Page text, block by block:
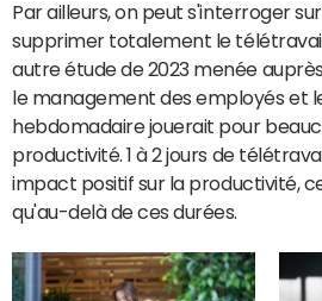
Par ailleurs, on peut s'interroger
supprimer totalement le
autre étude de 2023 menée
le management des employés et
hebdomadaire jouerait pour
productivité. 1 à 2 jours de
impact positif sur la productivité,
qu'au-delà de ces durées.